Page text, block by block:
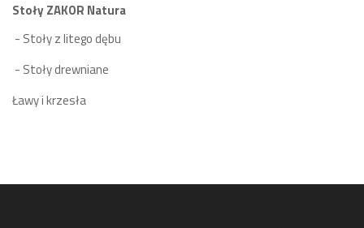
Stoły ZAKOR Natura
Stoły z litego dębu
Stoły drewniane
Ławy i krzesła